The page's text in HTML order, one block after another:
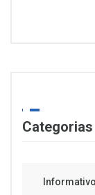
Categorias
Informativo